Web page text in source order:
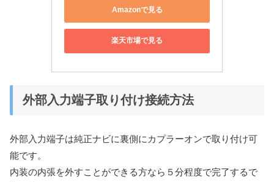
Amazonで見る
楽天市場で見る
外部入力端子取り付け接続方法
外部入力端子は純正ナビに裏側にカプラーオンで取り付け可
能です。
内装の内張を外すことができる方なら５分程度で完了するで